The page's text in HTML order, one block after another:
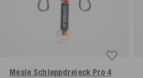
Mesle Schleppdreieck Pro 4